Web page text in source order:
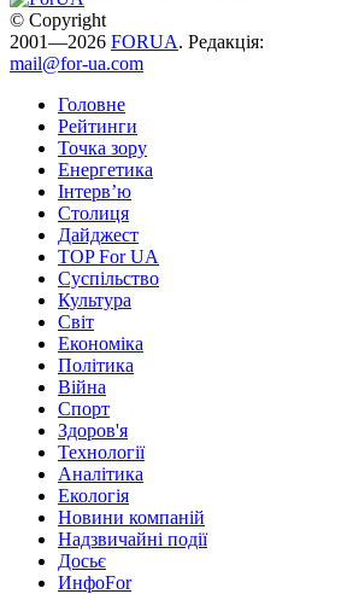
© Copyright
2001—2026 FORUA. Редакція:
mail@for-ua.com
Головне
Рейтинги
Точка зору
Енергетика
Інтерв’ю
Столиця
Дайджест
TOP For UA
Суспiльство
Культура
Світ
Економіка
Політика
Війна
Спорт
Здоров'я
Технології
Аналітика
Екологія
Новини компаній
Надзвичайні події
Досьє
ИнфоFor